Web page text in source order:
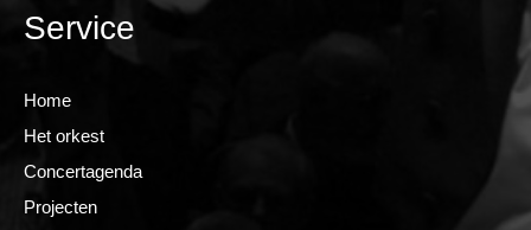
Service
Home
Het orkest
Concertagenda
Projecten